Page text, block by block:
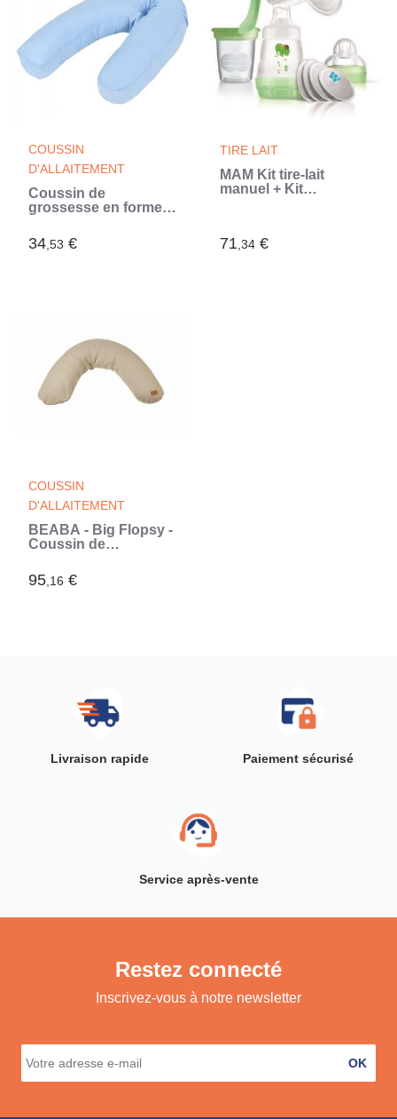
COUSSIN
D'ALLAITEMENT
Coussin de
grossesse en forme
Bleu (Bleu)
34,53 €
TIRE LAIT
MAM Kit tire-lait
manuel + Kit
71,34 €
COUSSIN
D'ALLAITEMENT
BÉABA - Big Flopsy -
Coussin de
d'allaitement - Fleur
de coton - 180 cm -
95,16 €
Livraison rapide Paiement sécurisé
Service après-vente
Restez connecté
Inscrivez-vous à notre newsletter
OK